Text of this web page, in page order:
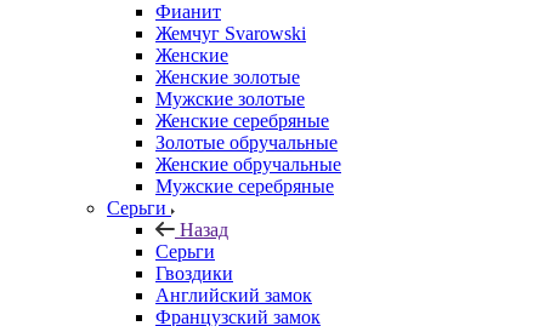
Фианит
Жемчуг Svarowski
Женские
Женские золотые
Мужские золотые
Женские серебряные
Золотые обручальные
Женские обручальные
Мужские серебряные
Серьги
Назад
Серьги
Гвоздики
Английский замок
Французский замок